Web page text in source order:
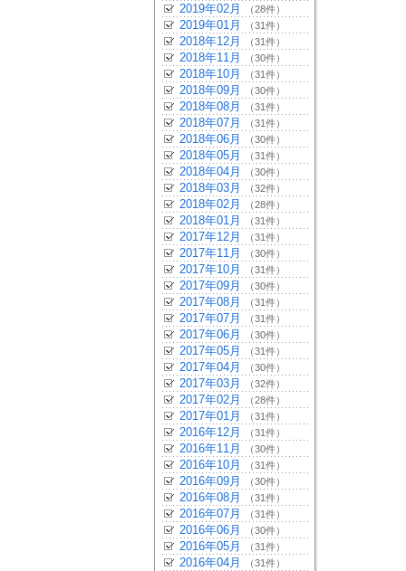
2019年02月 （28件）
2019年01月 （31件）
2018年12月 （31件）
2018年11月 （30件）
2018年10月 （31件）
2018年09月 （30件）
2018年08月 （31件）
2018年07月 （31件）
2018年06月 （30件）
2018年05月 （31件）
2018年04月 （30件）
2018年03月 （32件）
2018年02月 （28件）
2018年01月 （31件）
2017年12月 （31件）
2017年11月 （30件）
2017年10月 （31件）
2017年09月 （30件）
2017年08月 （31件）
2017年07月 （31件）
2017年06月 （30件）
2017年05月 （31件）
2017年04月 （30件）
2017年03月 （32件）
2017年02月 （28件）
2017年01月 （31件）
2016年12月 （31件）
2016年11月 （30件）
2016年10月 （31件）
2016年09月 （30件）
2016年08月 （31件）
2016年07月 （31件）
2016年06月 （30件）
2016年05月 （31件）
2016年04月 （31件）